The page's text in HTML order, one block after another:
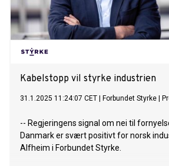
Kabelstopp vil styrke industrien
31.1.2025 11:24:07 CET Forbundet Styrke
-- Regjeringens signal om nei til
Danmark er svært positivt for norsk
Alfheim i Forbundet Styrke.